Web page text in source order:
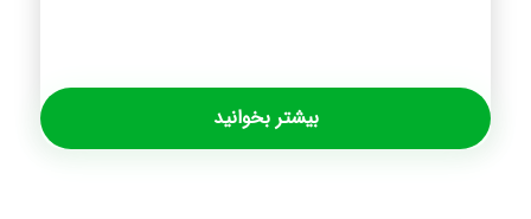
بیشتر بخوانید